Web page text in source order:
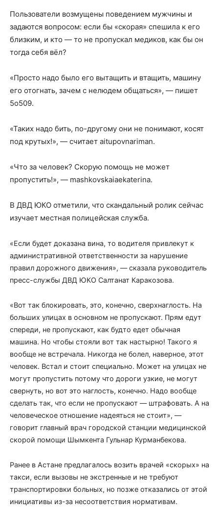
Пользователи возмущены поведением мужчины и
задаются вопросом: если бы «скорая» спешила к его
близким, и кто — то не пропускал медиков, как бы он
тогда себя вёл?
«Просто надо было его вытащить и втащить, машину
его отогнать, зачем с нелюдем общаться», — пишет
5о509.
«Таких надо бить, по-другому они не понимают, косят
под крутых!», — считает aitupovnariman.
«Что за человек? Скорую помощь не может
пропустить!», — mashkovskaiaekaterina.
В ДВД ЮКО отметили, что скандальный ролик сейчас
изучает местная полицейская служба.
«Если будет доказана вина, то водителя привлекут к
административной ответственности за нарушение
правил дорожного движения», — сказала руководитель
пресс-службы ДВД ЮКО Салтанат Каракозова.
«Вот так блокировать, это, конечно, сверхнаглость. На
больших улицах в основном не пропускают. Прям едут
спереди, не пропускают, как будто едет обычная
машина. Но чтобы стояли вот так настырно! Такого я
вообще не встречала. Никогда не болел, наверное, этот
человек. Встал и стоит специально. Может на улицах не
могут пропустить потому что дороги узкие, не могут
свернуть, но вот это наглость, конечно. Надо вообще
сделать так, что если не пропускают — штрафовать. А на
человеческое отношение надеяться не стоит», —
говорит главный врач городской станции медицинской
скорой помощи Шымкента Гульнар Курманбекова.
Ранее в Астане предлагалось возить врачей «скорых» на
такси, если вызовы не экстренные и не требуют
транспортировки больных, но позже отказались от этой
инициативы из-за несоответствия нормативам.